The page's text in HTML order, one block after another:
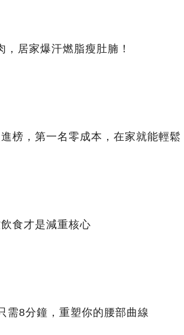
居家爆汗燃脂瘦肚腩！
榜，第一名零成本，在家就能輕鬆
食才是減重核心
需8分鐘，重塑你的腰部曲線